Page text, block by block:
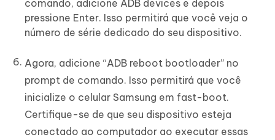
comando, adicione ADB devices e depois
pressione Enter. Isso permitirá que você veja o
número de série dedicado do seu dispositivo.
Agora, adicione “ADB reboot bootloader” no
prompt de comando. Isso permitirá que você
inicialize o celular Samsung em fast-boot.
Certifique-se de que seu dispositivo esteja
conectado ao computador ao executar essas